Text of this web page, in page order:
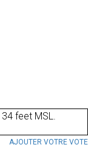
34 feet MSL.
AJOUTER VOTRE VOTE